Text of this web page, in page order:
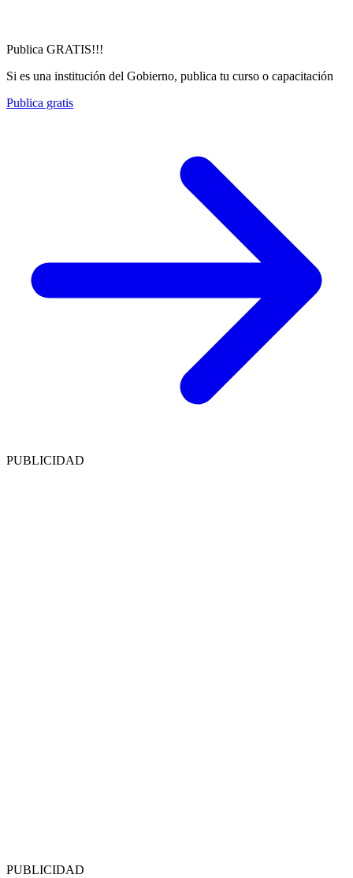
Publica GRATIS!!!
Si es una institución del Gobierno, publica tu curso o capacitación
Publica gratis
PUBLICIDAD
PUBLICIDAD